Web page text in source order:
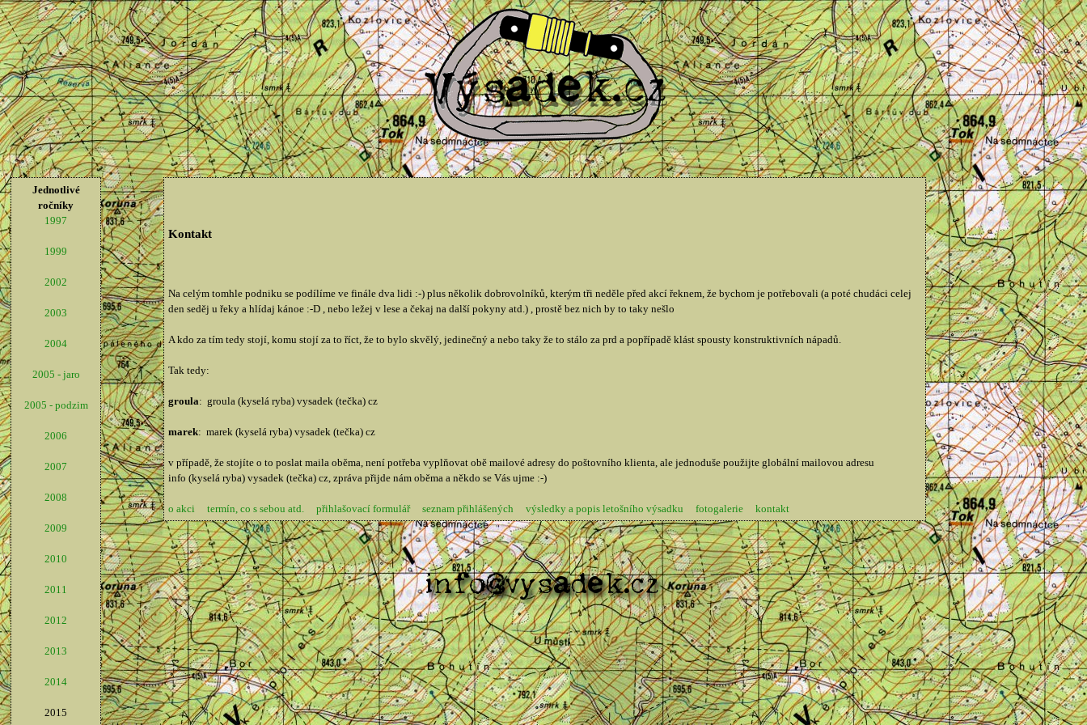
Jednotlivé
ročníky
1997
1999
2002
2003
2004
2005 - jaro
2005 - podzim
2006
2007
2008
2009
2010
2011
2012
2013
2014
2015
Kontakt
Na celým tomhle podniku se podílíme ve finále dva lidi :-) plus několik dobrovolníků, kterým tři neděle před akcí řeknem, že bychom je potřebovali (a poté chudáci celej
den seděj u řeky a hlídaj kánoe :-D , nebo ležej v lese a čekaj na další pokyny atd.) , prostě bez nich by to taky nešlo
A kdo za tím tedy stojí, komu stojí za to říct, že to bylo skvělý, jedinečný a nebo taky že to stálo za prd a popřípadě klást spousty konstruktivních nápadů.
Tak tedy:
groula: groula (kyselá ryba) vysadek (tečka) cz
marek: marek (kyselá ryba) vysadek (tečka) cz
v případě, že stojíte o to poslat maila oběma, není potřeba vyplňovat obě mailové adresy do poštovního klienta, ale jednoduše použijte globální mailovou adresu
info (kyselá ryba) vysadek (tečka) cz, zpráva přijde nám oběma a někdo se Vás ujme :-)
o akci termín, co s sebou atd. přihlašovací formulář seznam přihlášených výsledky a popis letošního výsadku fotogalerie kontakt